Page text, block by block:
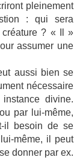
pleinement
: qui sera
? « Il »
assumer une
aussi bien se
nécessaire
divine.
par lui-même,
il besoin de se
même, il peut
donner par ex.